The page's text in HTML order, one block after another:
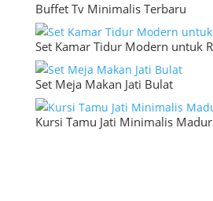
Buffet Tv Minimalis Terbaru
Set Kamar Tidur Modern untuk
Set Meja Makan Jati Bulat
Kursi Tamu Jati Minimalis